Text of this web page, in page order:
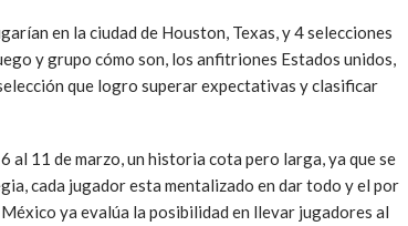
en la ciudad de Houston, Texas, y 4 selecciones
y grupo cómo son, los anfitriones Estados unidos,
que logro superar expectativas y clasificar
al 11 de marzo, un historia cota pero larga, ya que se
cada jugador esta mentalizado en dar todo y el por
México ya evalúa la posibilidad en llevar jugadores al